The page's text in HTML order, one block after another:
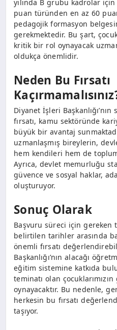
yılında B grubu kadrolar için
puan türünden en az 60
pedagojik formasyon
gerekmektedir. Bu şart,
kritik bir rol oynayacak
oldukça önemlidir.
Neden Bu Fırsatı
Diyanet İşleri
fırsatı, kamu sektöründe
büyük bir avantaj
uzmanlaşmış bireylerin,
hem kendileri hem de
Ayrıca, devlet memurluğu
güvence ve sosyal haklar,
oluşturuyor.
Sonuç Olarak
Başvuru süreci için gereken
belirtilen tarihler arasında
önemli fırsatı
Başkanlığı’nın alacağı
eğitim sistemine katkıda
teminatı olan
oynayacaktır. Bu nedenle,
herkesin bu fırsatı
taşıyor.